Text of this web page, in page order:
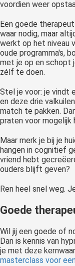
voordien weer
Een goede
waar nodig, maar
werkt op het niveau
oude programma's,
met je op en schopt
zélf te doen.
Stel je voor: je vindt
en deze drie
match te pakken.
praten voor mogelijk
Maar merk je bij je
hangen in cognitief
vriend hebt
ouders blijft geven?
Ren heel snel weg.
Goede
Wil jij een goede of
Dan is kennis van
je met deze
masterclass voor